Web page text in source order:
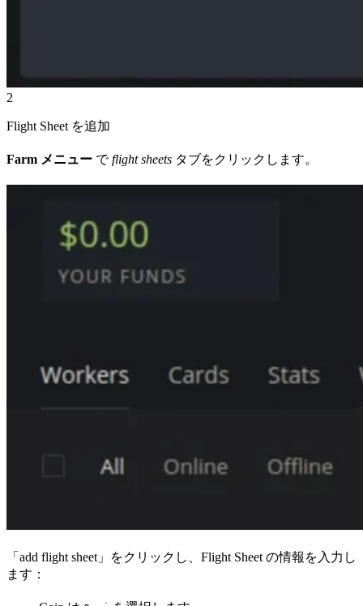
2
Flight Sheet を追加
Farm メニュー でflight sheets タブをクリックします。
「add flight sheet」をクリックし、Flight Sheet の情報を入力し
ます：